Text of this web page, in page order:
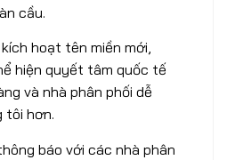
cầu.
hoạt tên miền mới,
hiện quyết tâm quốc tế
và nhà phân phối dễ
tôi hơn.
báo với các nhà phân